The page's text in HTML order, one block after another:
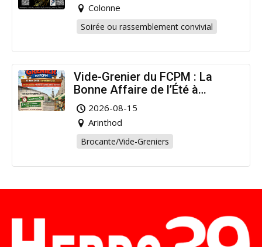
Colonne
Soirée ou rassemblement convivial
Vide-Grenier du FCPM : La
Bonne Affaire de l’Été à
Arinthod !
2026-08-15
Arinthod
Brocante/Vide-Greniers